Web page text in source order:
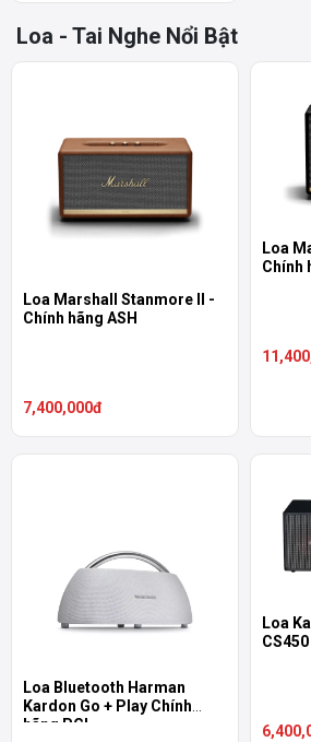
Loa - Tai Nghe Nổi Bật
Loa Marshall Stanmore II -
Chính hãng ASH
7,400,000đ
Loa
Chính
Loa Bluetooth Harman
Kardon Go + Play Chính
hãng PGI
Loa
CS450